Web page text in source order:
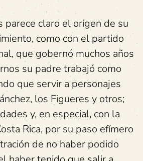
parece claro el origen de su
como con el partido
que gobernó muchos años
su padre trabajó como
que servir a personajes
los Figueres y otros;
y, en especial, con la
Rica, por su paso efímero
de no haber podido